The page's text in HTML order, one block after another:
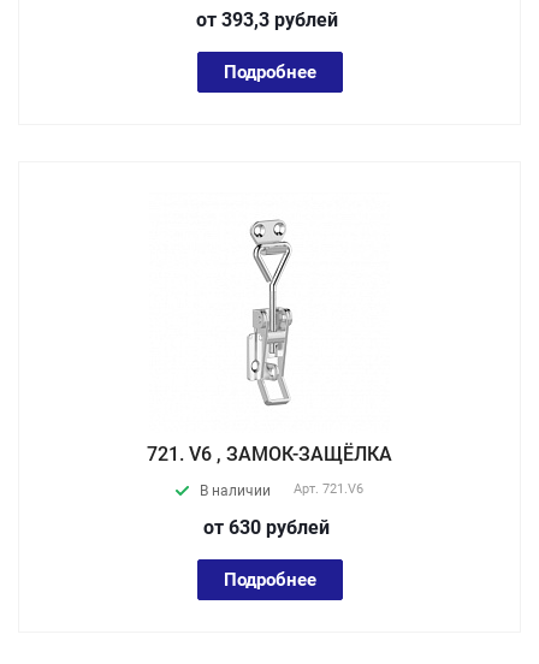
от 393,3 рублей
Подробнее
721. V6 , ЗАМОК-ЗАЩЁЛКА
В наличии Арт. 721.V6
от 630 рублей
Подробнее